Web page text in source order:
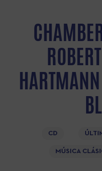
CD
MÚSICA